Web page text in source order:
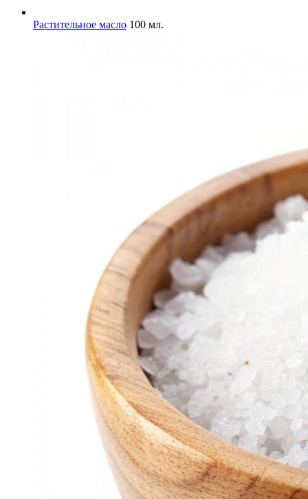
Растительное масло 100 мл.